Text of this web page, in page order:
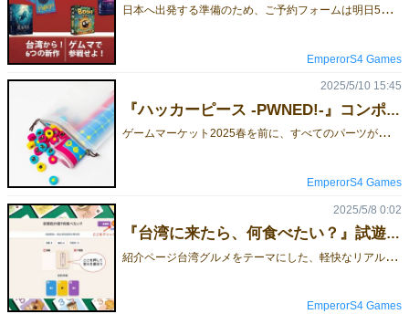
日
本へ出発する準備のため、ご予約フォームは明日5月13日（火）15:00をもって締め切らせていただきます！『爆爆ココ』以外の新作は、会場にて在庫をご用意しておりますが、数に限りがございます。既存作品につきましては、ご予約分のみ持参いたします。気になるタイトルがございましたら、ぜひご予約ください！ご予約可能なゲーム一覧新作のご紹介：『台湾に来たら、何食べたい？』は、台湾グルメをテーマにした推理カードゲームです。プレイヤーは、色と数字で表現された5つの料理種類を使い、相手の目標料理を当てることを目指します。出題者が秘密裏に選んだ料理を、他のプレイヤーがヒントカードをもとに推理します。好き／嫌いの応答から連想し、正解を導き出しましょう！https://gamemarket.jp/game/185113『青き海の再生 -Echo Wave-』は、海洋生態系の回復をテーマにした2〜4人用のボードゲームです。プレイヤーは「守護者」となり、漁獲、放流、人工リーフの建設などの行動を通じて、海の未来を左右します。短時間で濃密な戦略を楽しめる設計となっており、環境意識とゲーム性が融合した作品です。https://gamemarket.jp/game/185539『ハッカーピース -PWNED!-』は、爆弾とデータの圧縮・解凍を駆使して戦う、スピーディーな二人対戦型アブストラクトゲームです。特徴的なのは、「圧縮」で駒をスタックし、「解凍」で一気に展開するというユニークなアクション。さらに、あらかじめ伏せられた爆弾の位置が、ゲーム中に炸裂して局面を大きく揺るがします。https://gamemarket.jp/game/185233『パチっと脱出！-10 to Leave-』は、プレイヤーが蚊となり、寝ている人に叩かれないようにしながら窓からの脱出を目指す、心理戦と運が絡み合うボードゲームです。各プレイヤーは自分の蚊カードを戦略的に配置し、他のプレイヤーの動きを予測しながら、叩かれないように行動します。ゲームは、列にカードを配置し、特定の条件で「蚊たたき」処理が発生することで進行します。最終的に、叩かれた蚊カードの数字合計が最も少ないプレイヤーが勝利となります。https://gamemarket.jp/game/185181『爆爆ココ -Coco Boom-』は、プッシュ・ユア・ラックと反射神経が融合した、スリリングなカードゲームです。プレイヤーはココナッツを集めて高得点を目指しますが、爆弾ココナッツを引いてしまうとマイナス点となります。各ターンで「続けて予想する」か「やめて得点を確定する」かの選択が求められ、ドキドキの駆け引きが楽しめます。https://gamemarket.jp/game/185110『ネオン転職戦線 -Neon Nexus-』は、ネオンが煌めく未来都市を舞台に、職業カードを駆使して最強のキャリアを築くことを目指す戦略的カードゲームです。プレイヤーは市場から職業カードを選び、競りやトレードを通じて手札を強化し、得点を競います。ゲームは複数のラウンドで構成され、各ラウンドの終了時に得点計算が行われ、最終的に最も得点の高いプレイヤーが勝者となります。https://gamemarket.jp/game/185104今回のゲムマ2025春は合同出展で、【エリア-38】にて出展いたします。》》 予約フォーム 《《
EmperorS4 Games
『ハッカーピース -PWNED!-』コンポーネント写真公開！
ゲ
ームマーケット2025春を前に、すべてのパーツが無事生産完了。完成した製品を撮影し、美しいコンポーネントの全体像をご紹介します。展開図 木製の美しい駒布製プレイマット携帯に便利な巾着袋日本語・英語・中国語の三言語対応ルールブック『ハッカーピース-PWNED!-』は、ハッカー対決をテーマにした 2人用アブストラクトゲームです。今回がゲームマーケット初参加・初作品となります。ルールブックダーロード数量限定での頒布となりますので、ご興味のある方はぜひご事前予約ください。今回のゲムマ2025春は合同出展で、【エリア-38】にて出展いたします。》》 予約フォーム 《《
2025/5/10 15:45
EmperorS4 Games
『台湾に来たら、何食べたい？』試遊ページ公開！
紹
介ページ台湾グルメをテーマにした、軽快なリアルタイム推理カードゲーム。プレイヤーはヒントをもとに、相手が選んだ料理を推測します！今回、1人で遊べるブラウザ版の「試遊ページ」を公開しました！(スマホでも遊べますよ！)毎ターン手札から1枚選び、NPCの「好き／嫌い」の反応をヒントに、30枚のカードが尽きる前に正解数を稼ごう！最初は中国語表示ですが、右上のアイコンを押せば日本語に切り替えられます！ちなみに、中央のカードのアイコンをクリックすると答えを選べます！ルールはページ右上のボタンからダウンロード可能です📄ぜひチェックしてみてください！このバージョンはシンプルなターン制ですが、ゲームの雰囲気やシステムの魅力を手軽に体験できます。製品版では最大4人で遊べて、さらに盛り上がりますよ！》》試遊ページ《《--今回の合同出展では【エリア-38】にて出展いたします、EmperorS4 Gamesのご予約いただけるゲームの一覧はこちらです。ご予約は下記からどうぞ。》》 予約フォーム 《《
2025/5/8 0:02
EmperorS4 Games